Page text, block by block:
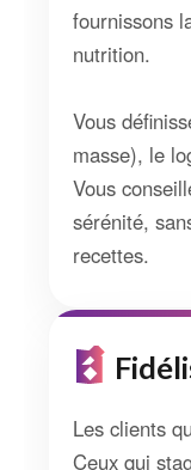
fournissons
nutrition.
Vous
masse), le
Vous
sérénité,
recettes.
Les clients
Ceux qui